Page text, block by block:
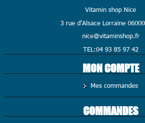
Vitamin shop Nice
3 rue d'Alsace Lorraine
nice@vitaminshop.fr
TEL:04 93 85 97 42
MON COMPTE
Mes commandes
COMMANDES